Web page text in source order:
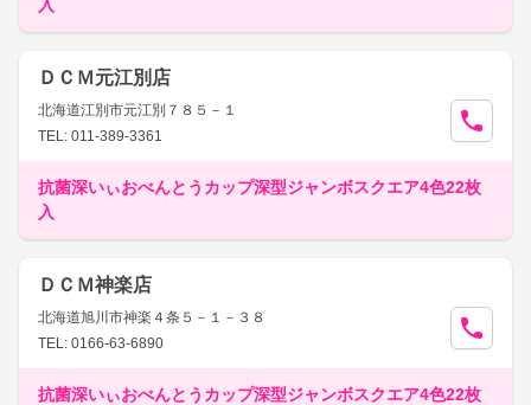
入
ＤＣＭ元江別店
北海道江別市元江別７８５－１
TEL: 011-389-3361
抗菌深いぃおべんとうカップ深型ジャンボスクエア4色22枚
入
ＤＣＭ神楽店
北海道旭川市神楽４条５－１－３８
TEL: 0166-63-6890
抗菌深いぃおべんとうカップ深型ジャンボスクエア4色22枚